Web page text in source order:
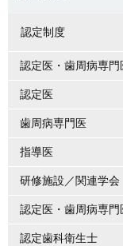
認定制度
認定医・歯周病専
認定医
歯周病専門医
指導医
研修施設／関連学会
認定医・歯周病専門
認定歯科衛生士